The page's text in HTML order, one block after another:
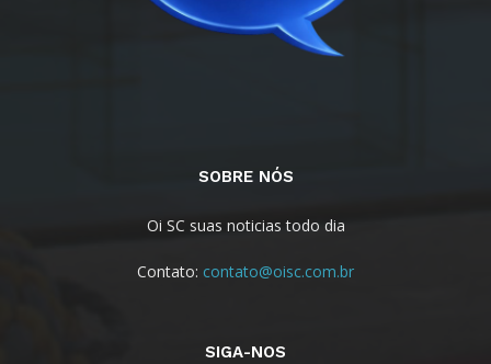
SOBRE NÓS
Oi SC suas noticias todo dia
Contato: contato@oisc.com.br
SIGA-NOS